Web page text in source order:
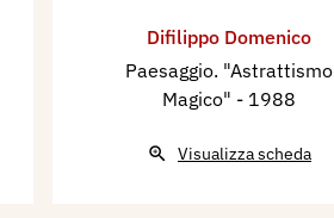
Difilippo Domenico
Paesaggio. "Astrattismo
Magico" - 1988
Visualizza scheda